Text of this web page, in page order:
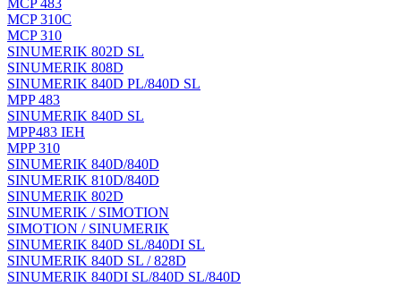
MCP 483
MCP 310C
MCP 310
SINUMERIK 802D SL
SINUMERIK 808D
SINUMERIK 840D PL/840D SL
MPP 483
SINUMERIK 840D SL
MPP483 IEH
MPP 310
SINUMERIK 840D/840D
SINUMERIK 810D/840D
SINUMERIK 802D
SINUMERIK / SIMOTION
SIMOTION / SINUMERIK
SINUMERIK 840D SL/840DI SL
SINUMERIK 840D SL / 828D
SINUMERIK 840DI SL/840D SL/840D